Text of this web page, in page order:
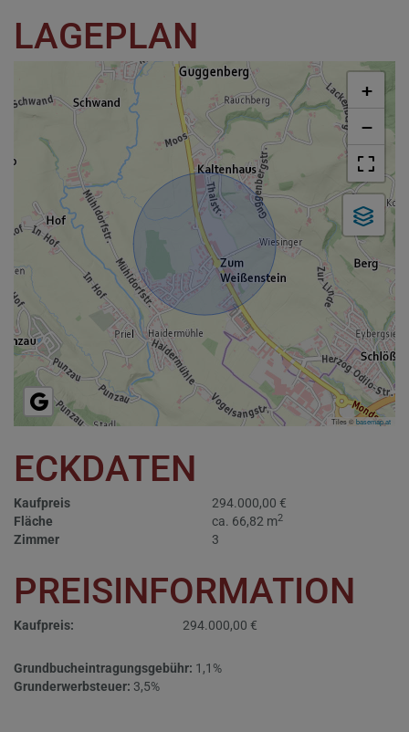
LAGEPLAN
+
−
Tiles ©basemap.at
ECKDATEN
Kaufpreis
294.000,00 €
Fläche
ca. 66,82 m2
Zimmer 3
PREISINFORMATION
Kaufpreis: 294.000,00 €
Grundbucheintragungsgebühr: 1,1%
Grunderwerbsteuer: 3,5%